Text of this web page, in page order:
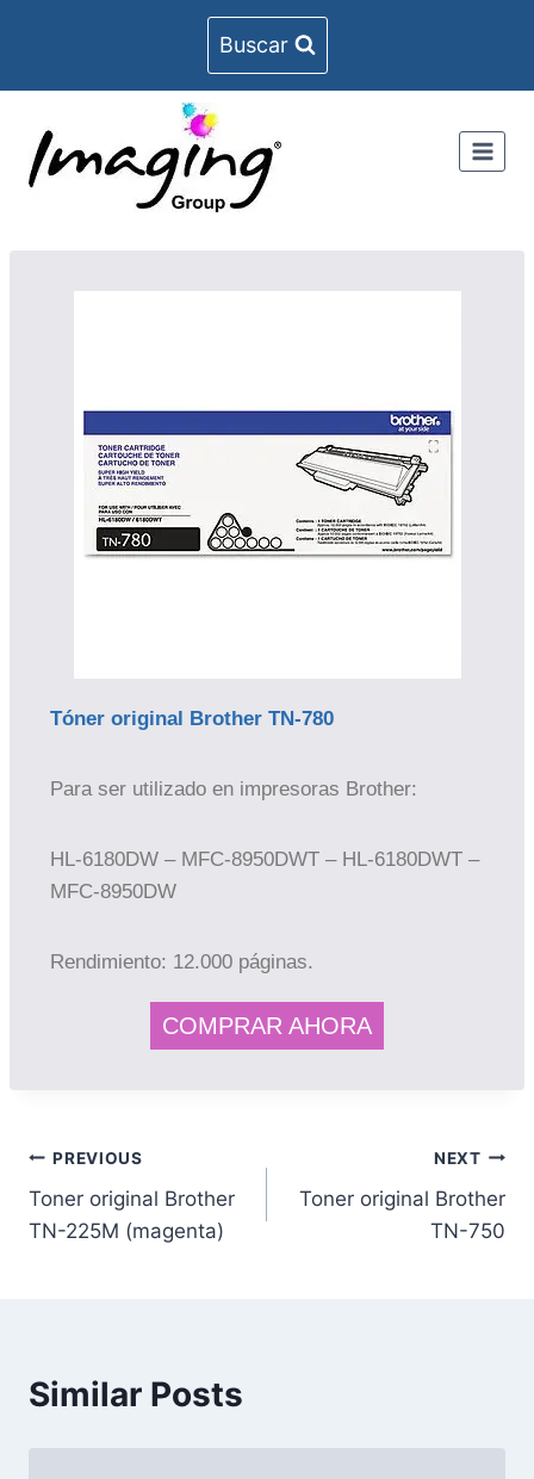
Buscar
Tóner original Brother TN-780
Para ser utilizado en impresoras Brother:
HL-6180DW – MFC-8950DWT – HL-6180DWT –
MFC-8950DW
Rendimiento: 12.000 páginas.
COMPRAR AHORA
PREVIOUS
Toner original Brother
TN-225M (magenta)
NEXT
Toner original Brother
TN-750
Similar Posts